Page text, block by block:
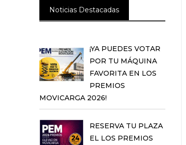
Noticias Destacadas
¡YA PUEDES VOTAR
POR TU MÁQUINA
FAVORITA EN LOS
PREMIOS
MOVICARGA 2026!
RESERVA TU PLAZA
EL LOS PREMIOS